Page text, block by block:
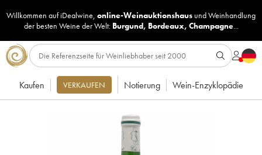
Willkommen auf iDealwine, online-Weinauktionshaus undWeinhandlung
der besten Weine der Welt: Burgund, Bordeaux, Champagne...
Kaufen VERKAUFEN Notierung Wein-Enzyklopädie